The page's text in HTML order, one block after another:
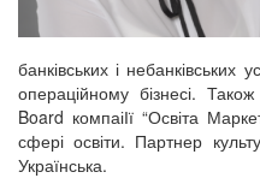
банківських і небанківських
операційному бізнесі.
Board компаіІї “Освіта
сфері освіти. Партнер
Українська.